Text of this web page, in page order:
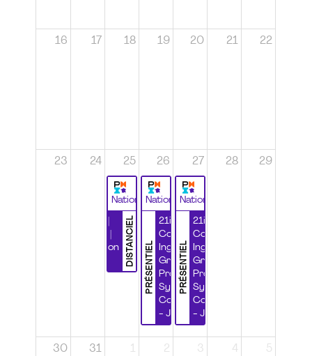
16 17 18 19 20 21 22
23 24 25
National
DISTANCIEL
Certification
26
National
PRÉSENTIEL
21ième
Congrès
Ingénierie
Grands
Projets et
Systèmes
Complexes
- Jour 1
27
National
PRÉSENTIEL
21ième
Congrès
Ingénierie
Grands
Projets et
Systèmes
Complexes
- Jour 2
28 29
30 31 1 2 3 4 5